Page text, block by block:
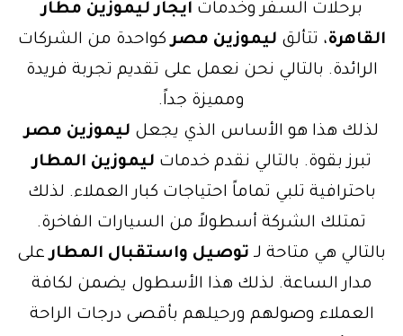
برحلات السفر وخدمات ايجار ليموزين مطار
القاهرة، تتألق ليموزين مصركواحدة من الشركات
الرائدة. بالتالي نحن نعمل على تقديم تجربة فريدة
ومميزة جداً.
لذلك هذا هو الأساس الذي يجعل ليموزين مصر
تبرز بقوة. بالتالي نقدم خدمات ليموزين المطار
باحترافية تلبي تماماً احتياجات كبار العملاء. لذلك
تمتلك الشركة أسطولاً من السيارات الفاخرة.
بالتالي هي متاحة لـ توصيل واستقبال المطارعلى
مدار الساعة. لذلك هذا الأسطول يضمن لكافة
العملاء وصولهم ورحيلهم بأقصى درجات الراحة